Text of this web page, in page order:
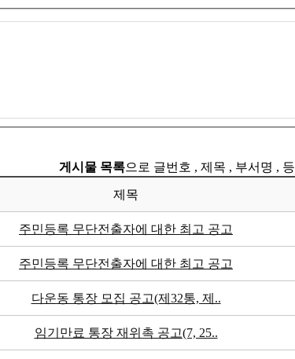
게시물 목록으로 글번호 , 제목 , 부서명 ,
제목
주민등록 무단전출자에 대한 최고 공고
주민등록 무단전출자에 대한 최고 공고
다운동 통장 모집 공고(제32통, 제..
임기만료 통장 재위촉 공고(7, 25..